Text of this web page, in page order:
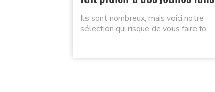
Ils sont nombreux, mais voici notre
sélection qui risque de vous faire fo...